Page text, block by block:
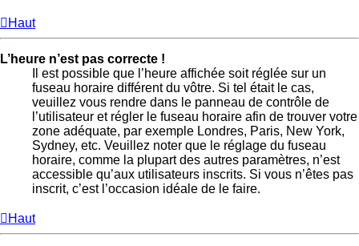
Haut
L’heure n’est pas correcte !
Il est possible que l’heure affichée soit réglée sur un
fuseau horaire différent du vôtre. Si tel était le cas,
veuillez vous rendre dans le panneau de contrôle de
l’utilisateur et régler le fuseau horaire afin de trouver votre
zone adéquate, par exemple Londres, Paris, New York,
Sydney, etc. Veuillez noter que le réglage du fuseau
horaire, comme la plupart des autres paramètres, n’est
accessible qu’aux utilisateurs inscrits. Si vous n’êtes pas
inscrit, c’est l’occasion idéale de le faire.
Haut